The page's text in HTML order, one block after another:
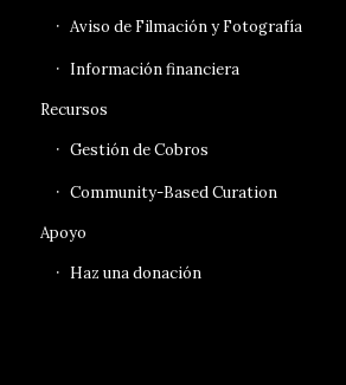
Aviso de Filmación y Fotografía
Información financiera
Recursos
Gestión de Cobros
Community-Based Curation
Apoyo
Haz una donación